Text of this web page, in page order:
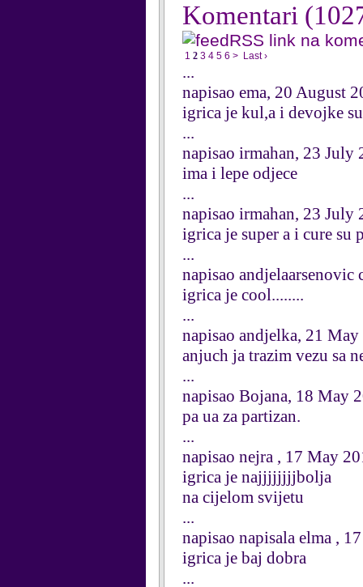
Komentari
RSS link na
1 2 3 4 5 6 > Last ›
...
napisao ema, 20 August
igrica je kul,a i devojke
...
napisao irmahan, 23 July
ima i lepe odjece
...
napisao irmahan, 23 July
igrica je super a i cure su
...
napisao andjelaarsenovic
igrica je cool........
...
napisao andjelka, 21
anjuch ja trazim vezu sa
...
napisao Bojana, 18 May
pa ua za partizan.
...
napisao nejra , 17 May
igrica je najjjjjjjjbolja
na cijelom svijetu
...
napisao napisala elma ,
igrica je baj dobra
...